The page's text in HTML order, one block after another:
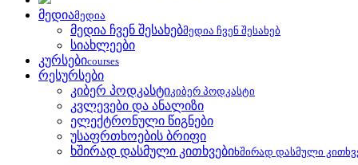
მედიამედია
მედია ჩვენ შესახებმედია ჩვენ შესახებ
სიახლეები
კურსებიcourses
რესურსები
კიბერ პოდკასტიკიბერ პოდკასტი
კვლევები და ანალიზი
ელექტრონული წიგნები
უსაფრთხოების ბრიფი
ხშირად დასმული კითხვებიხშირად დასმული